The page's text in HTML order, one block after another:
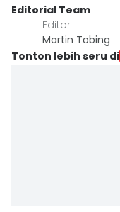
Editorial Team
Editor
Martin Tobing
Tonton lebih seru di